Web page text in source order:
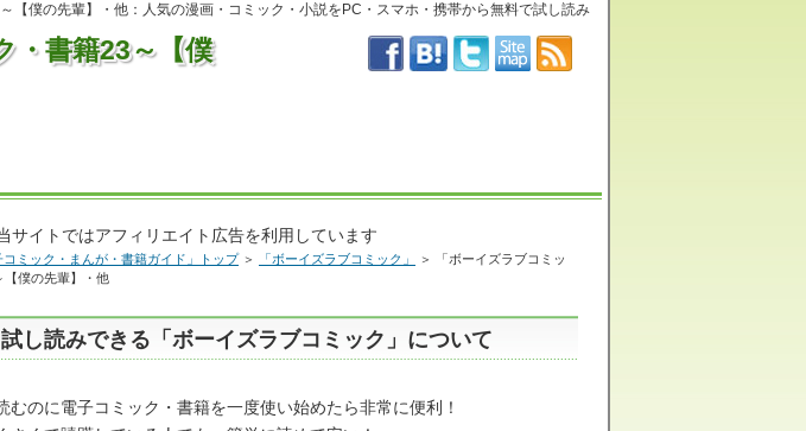
【僕の先輩】・他：人気の漫画・コミック・小説をPC・スマホ・携帯から無料で試し読み
・書籍23～【僕
サイトではアフィリエイト広告を利用しています
コミック・まんが・書籍ガイド」トップ＞ 「ボーイズラブコミック」
＞ 「ボーイズラブコミッ
【僕の先輩】・他
し読みできる「ボーイズラブコミック」について
むのに電子コミック・書籍を一度使い始めたら非常に便利！